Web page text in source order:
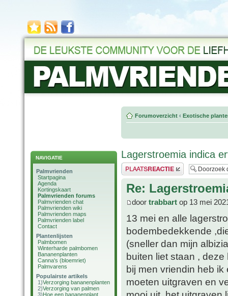
NAVIGATIE
Palmvrienden
Startpagina
Agenda
Kortingskaart
Palmvrienden forums
Palmvrienden chat
Palmvrienden wiki
Palmvrienden maps
Palmvrienden label
Contact
Plantenlijsten
Palmbomen
Winterharde palmbomen
Bananenplanten
Canna's (bloemriet)
Palmvarens
Populairste artikels
1)Verzorging bananenplanten
2)Verzorging van palmen
3)Hoe een bananenplant
Forumoverzicht ‹ Exotische
Lagerstroemia indica
Plaats een reactie
Re:
door trabbart op 13 mei
13 mei en alle
bodembedekkende
(sneller dan mijn
buiten liet staan ,
bij men vriendin heb
moeten uitgraven en